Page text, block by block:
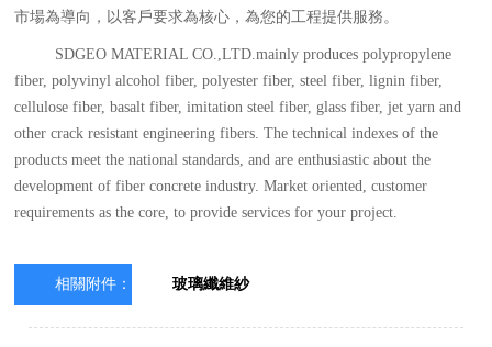
市場為導向，以客戶要求為核心，為您的工程提供服務。
SDGEO MATERIAL CO.,LTD.mainly produces polypropylene
fiber, polyvinyl alcohol fiber, polyester fiber, steel fiber, lignin fiber,
cellulose fiber, basalt fiber, imitation steel fiber, glass fiber, jet yarn and
other crack resistant engineering fibers. The technical indexes of the
products meet the national standards, and are enthusiastic about the
development of fiber concrete industry. Market oriented, customer
requirements as the core, to provide services for your project.
相關附件： 玻璃纖維紗